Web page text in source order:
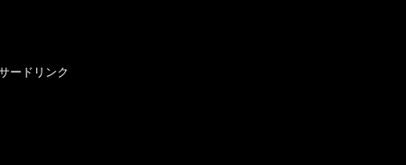
ードリンク